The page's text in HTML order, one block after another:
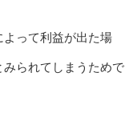
って利益が出た場
られてしまうためで